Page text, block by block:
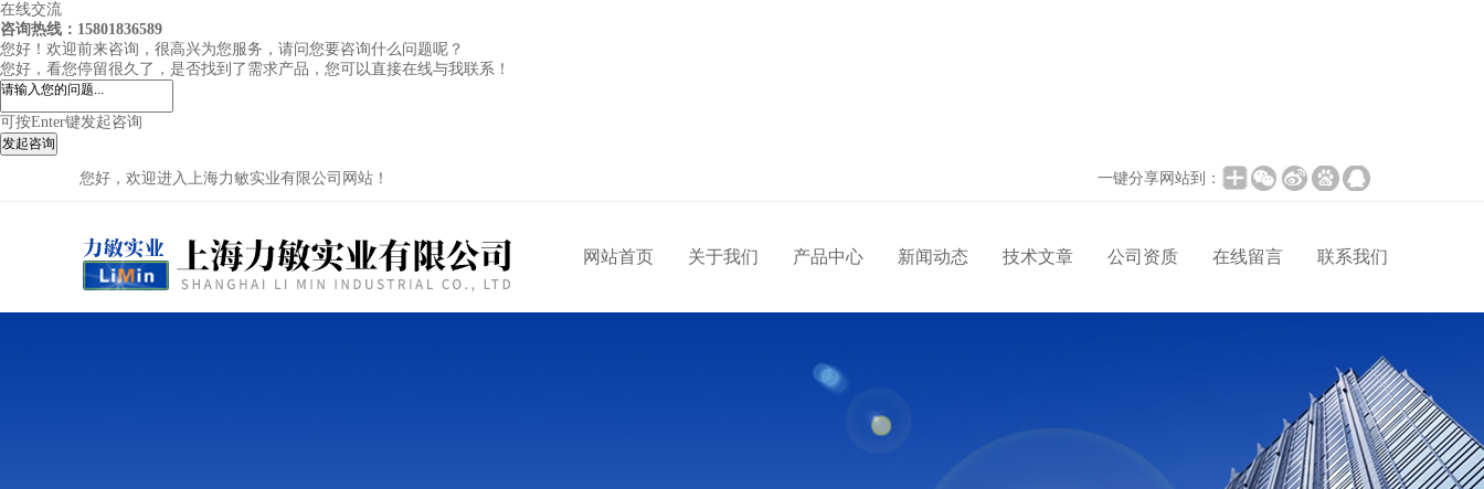
在线交流
咨询热线：15801836589
您好！欢迎前来咨询，很高兴为您服务，请问您要咨询什么问题呢？
您好，看您停留很久了，是否找到了需求产品，您可以直接在线与我联系！
可按Enter键发起咨询
发起咨询
您好，欢迎进入上海力敏实业有限公司网站！ 一键分享网站到：
网站首页 关于我们 产品中心 新闻动态 技术文章 公司资质 在线留言 联系我们